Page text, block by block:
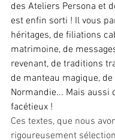
des Ateliers Persona et
est enfin sorti ! Il vous
héritages, de filiations
matrimoine, de
revenant, de traditions
de manteau magique,
Normandie... Mais aussi
facétieux !
Ces textes, que nous
rigoureusement